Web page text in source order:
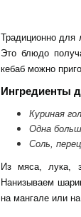
Традиционно для
Это блюдо
кебаб можно
Ингредиенты
Куриная
Одна
Соль,
Из мяса, лука,
Нанизываем
на мангале или